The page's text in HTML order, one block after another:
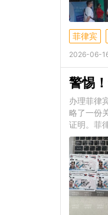
菲律宾
2026-06-
警惕
办理菲律
略了一份
证明。菲